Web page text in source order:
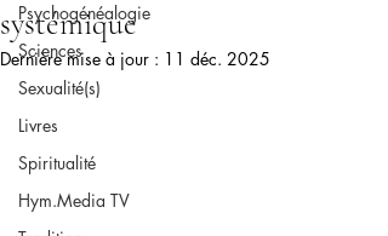
Psychogénéalogie
Sciences
Sexualité(s)
Livres
Spiritualité
Hym.Media TV
systémique
Dernière mise à jour : 11 déc. 2025